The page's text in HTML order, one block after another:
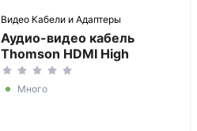
Видео Кабели и Адаптеры
Аудио-видео кабель
Thomson HDMI High
Speed, HDMI (M) - HDMI
(M), 0,75м, Чёрный
Много